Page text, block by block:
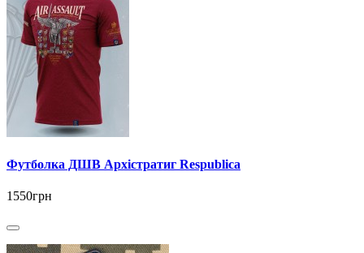
Футболка ДШВ Архістратиг Respublica
1550грн